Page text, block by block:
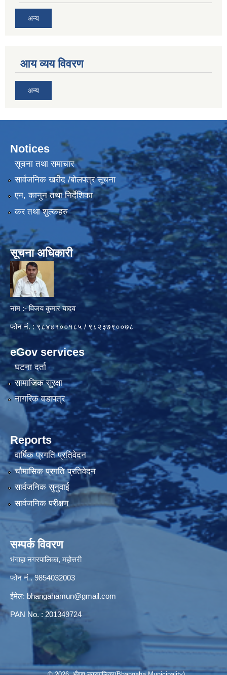
अन्य
आय व्यय विवरण
अन्य
Notices
सूचना तथा समाचार
सार्वजनिक खरीद /बोलपत्र सूचना
एन, कानुन तथा निर्देशिका
कर तथा शुल्कहरु
सूचना अधिकारी
नाम :- विजय कुमार यादव
फोन नं. : ९८४४१००१८५ / ९८२३७९००७८
eGov services
घटना दर्ता
सामाजिक सुरक्षा
नागरिक वडापत्र
Reports
वार्षिक प्रगति प्रतिवेदन
चौमासिक प्रगति प्रतिवेदन
सार्वजनिक सुनुवाई
सार्वजनिक परीक्षण
सम्पर्क विवरण
भंगाहा नगरपालिका, महोत्तरी
फोन नं . 9854032003
ईमेल: bhangahamun@gmail.com
PAN No. : 201349724